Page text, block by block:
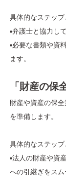
具体的なステップ
▪️弁護士と協力し
▪️必要な書類や資
ます。
「財産の保
財産や資産の保
を準備します。
具体的なステップ
▪️法人の財産や資
への引継ぎをスム